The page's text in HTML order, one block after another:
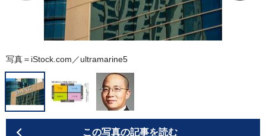
写真＝iStock.com／ultramarine5
この写真の記事を読む